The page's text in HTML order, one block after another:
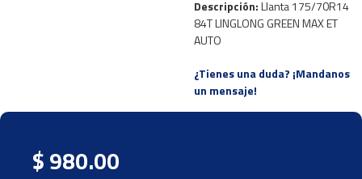
Descripción:Llanta 175/70R14
84T LINGLONG GREEN MAX ET
AUTO
¿Tienes una duda? ¡Mandanos
un mensaje!
$ 980.00